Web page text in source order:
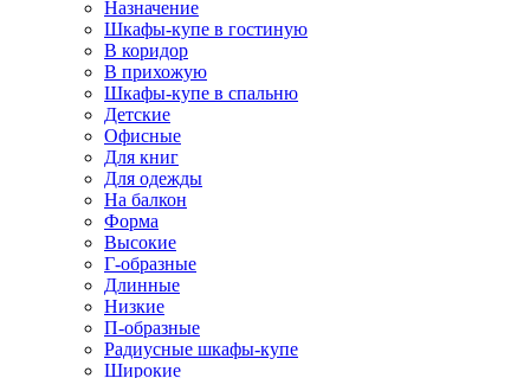
Назначение
Шкафы-купе в гостиную
В коридор
В прихожую
Шкафы-купе в спальню
Детские
Офисные
Для книг
Для одежды
На балкон
Форма
Высокие
Г-образные
Длинные
Низкие
П-образные
Радиусные шкафы-купе
Широкие